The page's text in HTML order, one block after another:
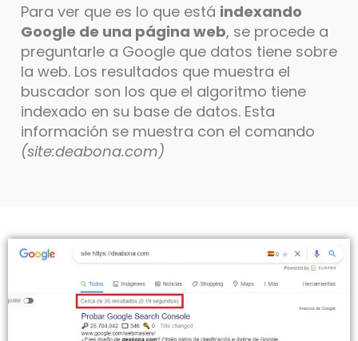
Para ver que es lo que está indexando
Google de una página web, se procede a
preguntarle a Google que datos tiene sobre
la web. Los resultados que muestra el
buscador son los que el algoritmo tiene
indexado en su base de datos. Esta
información se muestra con el comando
(site:deabona.com)